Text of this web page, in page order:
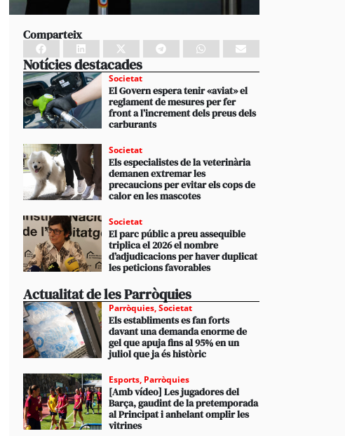
Comparteix
Notícies destacades
Societat
El Govern espera tenir «aviat» el
reglament de mesures per fer
front a l’increment dels preus dels
carburants
Societat
Els especialistes de la veterinària
demanen extremar les
precaucions per evitar els cops de
calor en les mascotes
Societat
El parc públic a preu assequible
triplica el 2026 el nombre
d’adjudicacions per haver duplicat
les peticions favorables
Actualitat de les Parròquies
Parròquies,Societat
Els establiments es fan forts
davant una demanda enorme de
gel que apuja fins al 95% en un
juliol que ja és històric
Esports, Parròquies
[Amb vídeo] Les jugadores del
Barça, gaudint de la pretemporada
al Principat i anhelant omplir les
vitrines